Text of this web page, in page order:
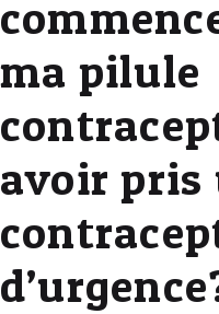
ma pilule
avoir pris